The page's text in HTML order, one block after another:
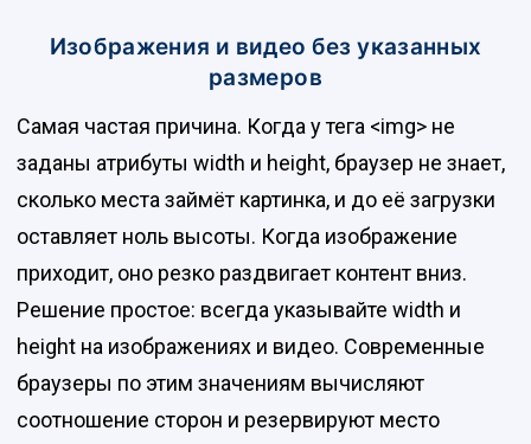
Изображения и видео без указанных
размеров
Самая частая причина. Когда у тега <img> не
заданы атрибуты width и height, браузер не знает,
сколько места займёт картинка, и до её загрузки
оставляет ноль высоты. Когда изображение
приходит, оно резко раздвигает контент вниз.
Решение простое: всегда указывайте width и
height на изображениях и видео. Современные
браузеры по этим значениям вычисляют
соотношение сторон и резервируют место